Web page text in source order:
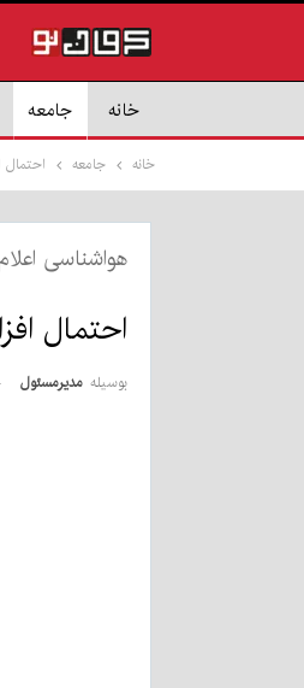
خانه جامعه
خانه جامعه احتمال
هواشناسی
احتمال
بوسیله مدیرمسئول